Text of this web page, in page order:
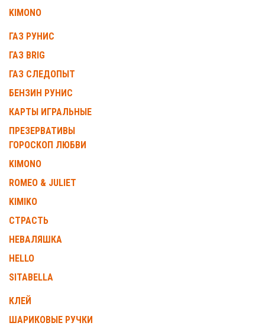
KIMONO
ГАЗ РУНИС
ГАЗ BRIG
ГАЗ СЛЕДОПЫТ
БЕНЗИН РУНИС
КАРТЫ ИГРАЛЬНЫЕ
ПРЕЗЕРВАТИВЫ
ГОРОСКОП ЛЮБВИ
KIMONO
ROMEO & JULIET
KIMIKO
СТРАСТЬ
НЕВАЛЯШКА
HELLO
SITABELLA
КЛЕЙ
ШАРИКОВЫЕ РУЧКИ